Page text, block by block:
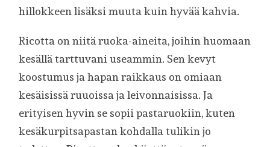
hillokkeen lisäksi muuta kuin hyvää kahvia.
Ricotta on niitä ruoka-aineita, joihin huomaan
kesällä tarttuvani useammin. Sen kevyt
koostumus ja hapan raikkaus on omiaan
kesäisissä ruuoissa ja leivonnaisissa. Ja
erityisen hyvin se sopii pastaruokiin, kuten
kesäkurpitsapastan kohdalla tulikin jo